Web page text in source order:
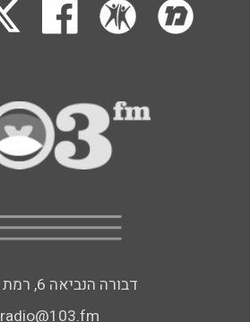
דבורה הנביאה 6, רמת השרון
radio@103.fm